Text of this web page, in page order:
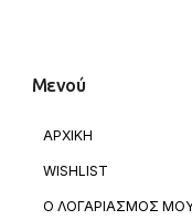
Μενού
ΑΡΧΙΚΗ
WISHLIST
Ο ΛΟΓΑΡΙΑΣΜΟΣ